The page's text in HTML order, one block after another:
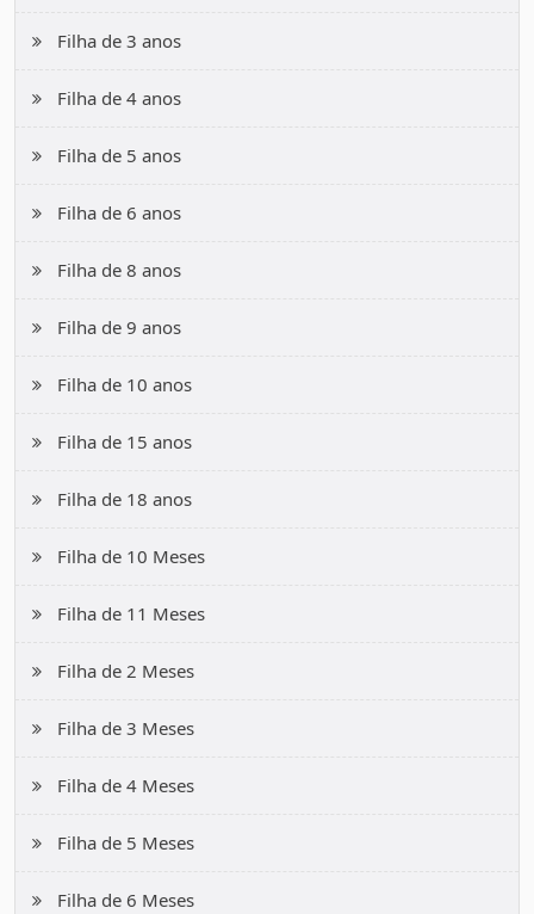
Filha de 3 anos
Filha de 4 anos
Filha de 5 anos
Filha de 6 anos
Filha de 8 anos
Filha de 9 anos
Filha de 10 anos
Filha de 15 anos
Filha de 18 anos
Filha de 10 Meses
Filha de 11 Meses
Filha de 2 Meses
Filha de 3 Meses
Filha de 4 Meses
Filha de 5 Meses
Filha de 6 Meses